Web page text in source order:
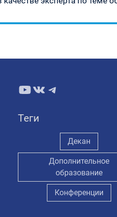
YouTube
ВКонтакте
Telegram
Теги
Декан
Дополнительное
образование
Конференции